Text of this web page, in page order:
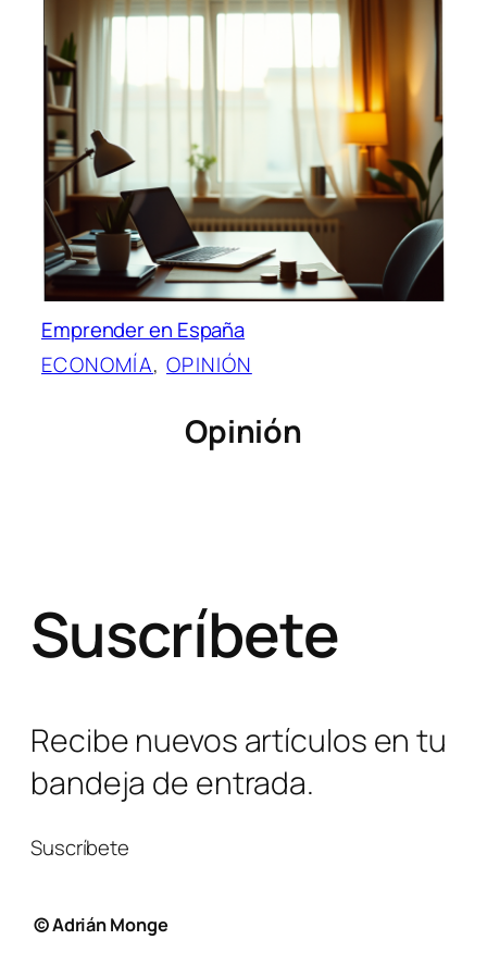
Emprender en España
ECONOMÍA, OPINIÓN
Opinión
Suscríbete
Recibe nuevos artículos en tu
bandeja de entrada.
Suscríbete
© Adrián Monge